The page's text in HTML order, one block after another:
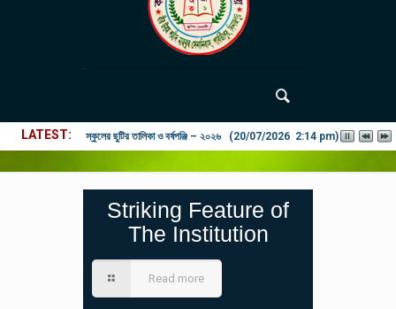
LATEST ২০২৬ শিক্ষাবর্ষে ভর্তি পুন: বিজ্ঞপ্তিঃ শিশু থেকে নবম শ্রেণি পযর্ন্ত ফরম বিতরন
Striking Feature of
The Institution
Read more